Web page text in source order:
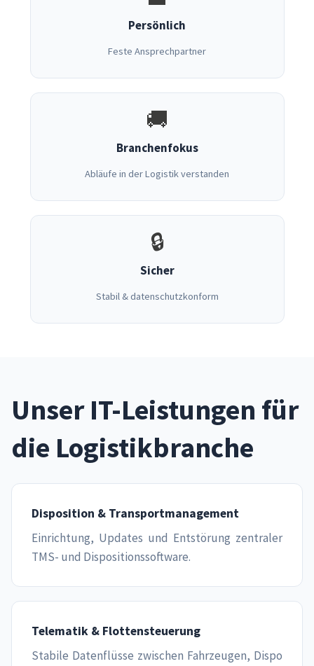
Persönlich
Feste Ansprechpartner
🚚
Branchenfokus
Abläufe in der Logistik verstanden
🔒
Sicher
Stabil & datenschutzkonform
Unser IT-Leistungen für
die Logistikbranche
Disposition & Transportmanagement
Einrichtung, Updates und Entstörung zentraler
TMS- und Dispositionssoftware.
Telematik & Flottensteuerung
Stabile Datenflüsse zwischen Fahrzeugen, Dispo